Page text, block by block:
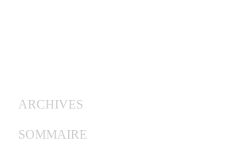
ARCHIVES
SOMMAIRE